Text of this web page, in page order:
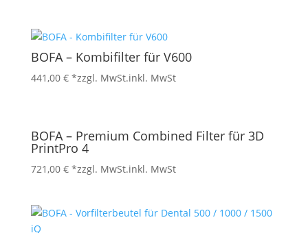
BOFA – Kombifilter für V600
441,00 € *zzgl. MwSt.inkl. MwSt
BOFA – Premium Combined Filter für 3D
PrintPro 4
721,00 € *zzgl. MwSt.inkl. MwSt